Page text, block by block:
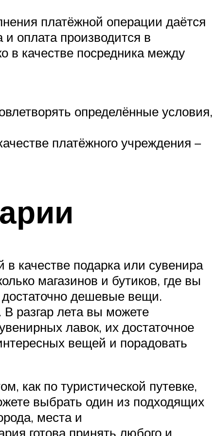
платёжной операции даётся
оплата производится в
в качестве посредника между
определённые условия,
платёжного учреждения –
качестве подарка или сувенира
магазинов и бутиков, где вы
достаточно дешевые вещи.
В разгар лета вы можете
лавок, их достаточное
вещей и порадовать
как по туристической путевке,
выбрать один из подходящих
места и
готова принять любого и